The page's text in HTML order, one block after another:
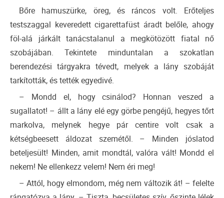
Bőre hamuszürke, öreg, és ráncos volt. Erőteljes
testszaggal keveredett cigarettafüst áradt belőle, ahogy
föl-alá járkált tanácstalanul a megkötözött fiatal nő
szobájában. Tekintete minduntalan a szokatlan
berendezési tárgyakra tévedt, melyek a lány szobáját
tarkították, és tették egyedivé.
– Mondd el, hogy csinálod? Honnan veszed a
sugallatot! – állt a lány elé egy görbe pengéjű, hegyes tőrt
markolva, melynek hegye pár centire volt csak a
kétségbeesett áldozat szemétől. – Minden jóslatod
beteljesült! Minden, amit mondtál, valóra vált! Mondd el
nekem! Ne ellenkezz velem! Nem éri meg!
– Attól, hogy elmondom, még nem változik át! – felelte